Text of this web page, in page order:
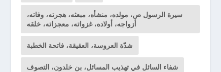
سيرة الرسول ص، مولده، منشأه، مبعثه، هجرته، وفاته،
أزواجه، أولاده، غزواته، معجزاته، خلقه
شدّة العروسة، العقيقة، فاتحة الخطبة
شفاء السائل في تهذيب المسائل، بن خلدون، التصوف